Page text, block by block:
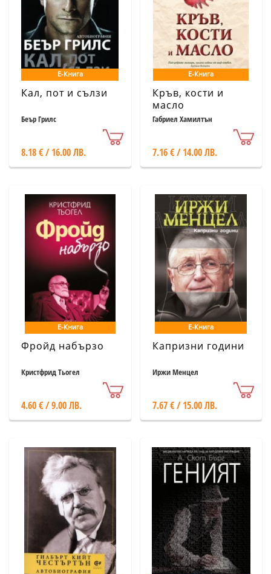
Е-Книга
Кал, пот и сълзи
Беър Грилс
8.18 € / 16.00 ЛВ.
Е-Книга
Кръв, кости и
масло
Габриел Хамилтън
7.16 € / 14.00 ЛВ.
Е-Книга
Фройд набързо
Кристфрид Тьогел
4.60 € / 9.00 ЛВ.
Е-Книга
Капризни години
Иржи Менцел
7.67 € / 15.00 ЛВ.